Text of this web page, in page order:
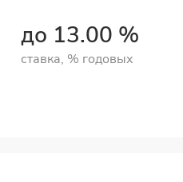
до 13.00 %⠀
ставка, % годовых